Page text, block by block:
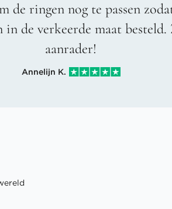
de ringen nog te passen
in de verkeerde maat besteld.
aanrader!
Annelijn K.